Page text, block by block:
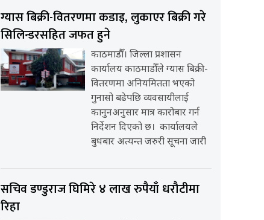
ग्यास बिक्री-वितरणमा कडाइ, लुकाएर बिक्री गरे
सिलिन्डरसहित जफत हुने
काठमाडौँ। जिल्ला प्रशासन
कार्यालय काठमाडौँले ग्यास बिक्री-
वितरणमा अनियमितता भएको
गुनासो बढेपछि व्यवसायीलाई
कानुनअनुसार मात्र कारोबार गर्न
निर्देशन दिएको छ। कार्यालयले
बुधबार अत्यन्त जरुरी सूचना जारी
सचिव डण्डुराज घिमिरे ४ लाख रुपैयाँ धरौटीमा
रिहा